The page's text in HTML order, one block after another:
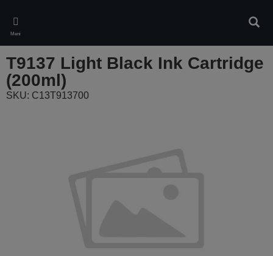
main
content
Meni
T9137 Light Black Ink Cartridge
(200ml)
SKU: C13T913700